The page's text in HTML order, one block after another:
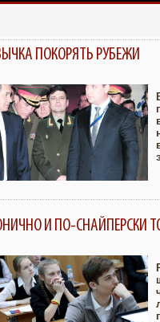
ПОКОРЯТЬ РУБЕЖИ
И ПО-СНАЙПЕРСКИ